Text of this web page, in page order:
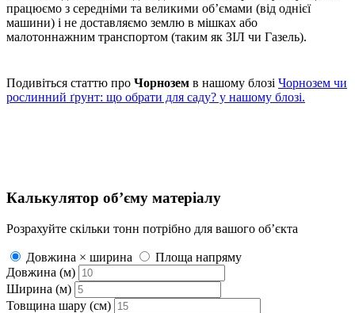
працюємо з середніми та великими об’ємами (від однієї
машини) і не доставляємо землю в мішках або
малотоннажним транспортом (таким як ЗІЛ чи Газель).
Подивіться статтю про Чорнозем в нашому блозі Чорнозем чи
рослинний ґрунт: що обрати для саду? у нашому блозі.
Калькулятор обʼєму матеріалу
Розрахуйте скільки тонн потрібно для вашого обʼєкта
Довжина × ширина
Площа напряму
Довжина (м)
Ширина (м)
Товщина шару (см)